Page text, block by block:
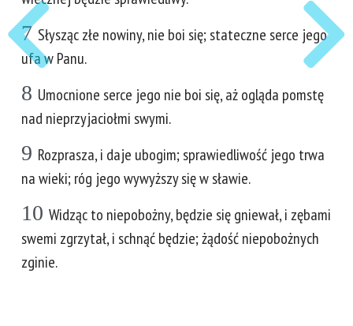
7 Słysząc złe nowiny, nie boi się; stateczne serce jego
ufa w Panu.
8 Umocnione serce jego nie boi się, aż ogląda pomstę
nad nieprzyjaciołmi swymi.
9 Rozprasza, i daje ubogim; sprawiedliwość jego trwa
na wieki; róg jego wywyższy się w sławie.
10 Widząc to niepobożny, będzie się gniewał, i zębami
swemi zgrzytał, i schnąć będzie; żądość niepobożnych
zginie.